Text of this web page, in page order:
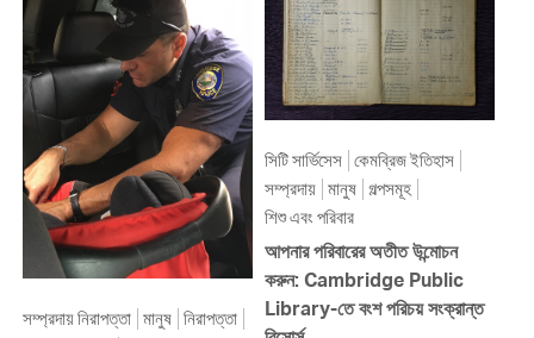
সম্প্রদায় নিরাপত্তা মানুষ নিরাপত্তা
সিটি সার্ভিসেস কেমব্রিজ ইতিহাস
সম্প্রদায় মানুষ গল্পসমূহ
শিশু এবং পরিবার
আপনার পরিবারের অতীত উন্মোচন
করুন: Cambridge Public
Library-তে বংশ পরিচয় সংক্রান্ত